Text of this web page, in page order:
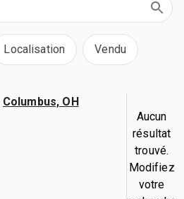
Localisation Vendu
Columbus, OH
Aucun
résultat
trouvé.
Modifiez
votre